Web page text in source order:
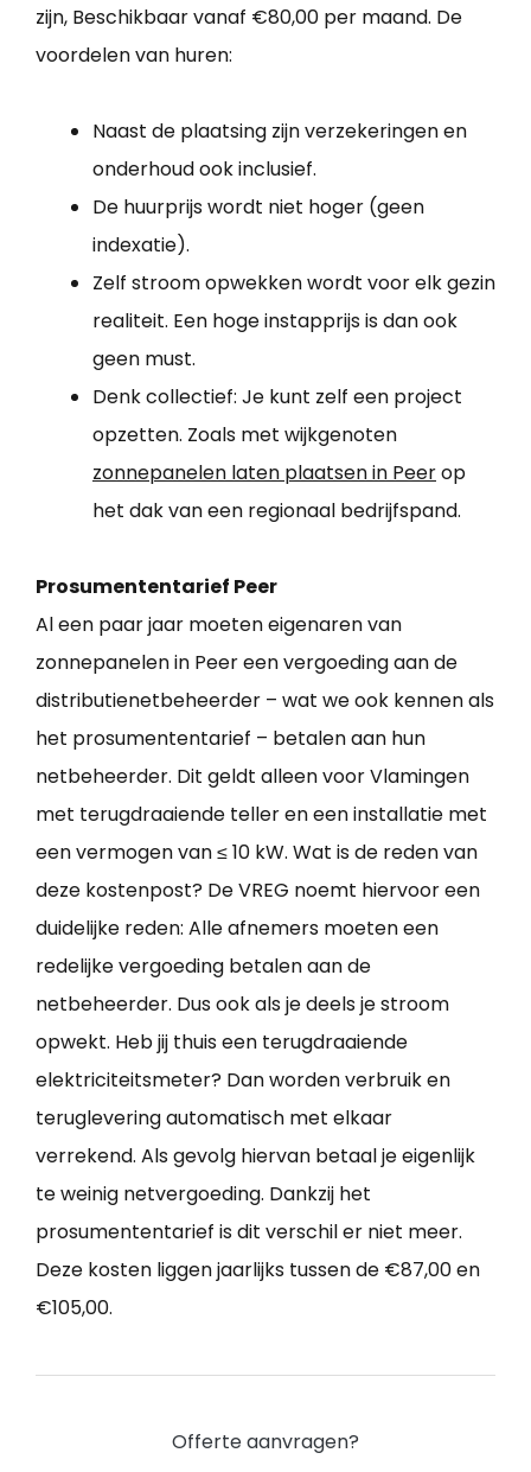
zijn, Beschikbaar vanaf €80,00 per maand. De
voordelen van huren:
Naast de plaatsing zijn verzekeringen en
onderhoud ook inclusief.
De huurprijs wordt niet hoger (geen
indexatie).
Zelf stroom opwekken wordt voor elk gezin
realiteit. Een hoge instapprijs is dan ook
geen must.
Denk collectief: Je kunt zelf een project
opzetten. Zoals met wijkgenoten
zonnepanelen laten plaatsen in Peerop
het dak van een regionaal bedrijfspand.
Prosumententarief Peer
Al een paar jaar moeten eigenaren van
zonnepanelen in Peer een vergoeding aan de
distributienetbeheerder – wat we ook kennen als
het prosumententarief – betalen aan hun
netbeheerder. Dit geldt alleen voor Vlamingen
met terugdraaiende teller en een installatie met
een vermogen van ≤ 10 kW. Wat is de reden van
deze kostenpost? De VREG noemt hiervoor een
duidelijke reden: Alle afnemers moeten een
redelijke vergoeding betalen aan de
netbeheerder. Dus ook als je deels je stroom
opwekt. Heb jij thuis een terugdraaiende
elektriciteitsmeter? Dan worden verbruik en
teruglevering automatisch met elkaar
verrekend. Als gevolg hiervan betaal je eigenlijk
te weinig netvergoeding. Dankzij het
prosumententarief is dit verschil er niet meer.
Deze kosten liggen jaarlijks tussen de €87,00 en
€105,00.
Offerte aanvragen?